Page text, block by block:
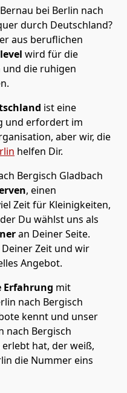
bei Berlin nach
durch Deutschland?
aus beruflichen
wird für die
und die ruhigen
ist eine
und erfordert im
aber wir, die
helfen Dir.
Bergisch Gladbach
, einen
Zeit für Kleinigkeiten,
Du wählst uns als
an Deiner Seite.
Deiner Zeit und wir
Angebot.
Erfahrung mit
nach Bergisch
kennt und unser
nach Bergisch
erlebt hat, der weiß,
die Nummer eins